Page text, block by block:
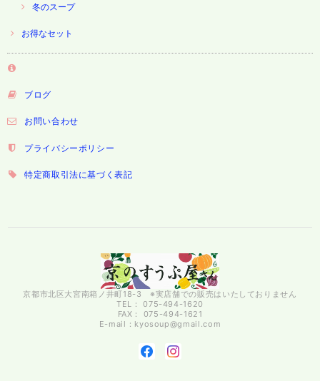
冬のスープ
お得なセット
ブログ
お問い合わせ
プライバシーポリシー
特定商取引法に基づく表記
京都市北区大宮南箱ノ井町18-3 ※実店舗での販売はいたしておりません
TEL： 075-494-1620
FAX： 075-494-1621
E-mail： kyosoup@gmail.com